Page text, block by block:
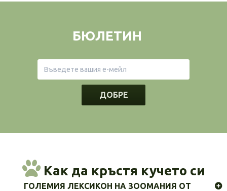
БЮЛЕТИН
ДОБРЕ
Как да кръстя кучето си
ГОЛЕМИЯ ЛЕКСИКОН НА ЗООМАНИЯ ОТ